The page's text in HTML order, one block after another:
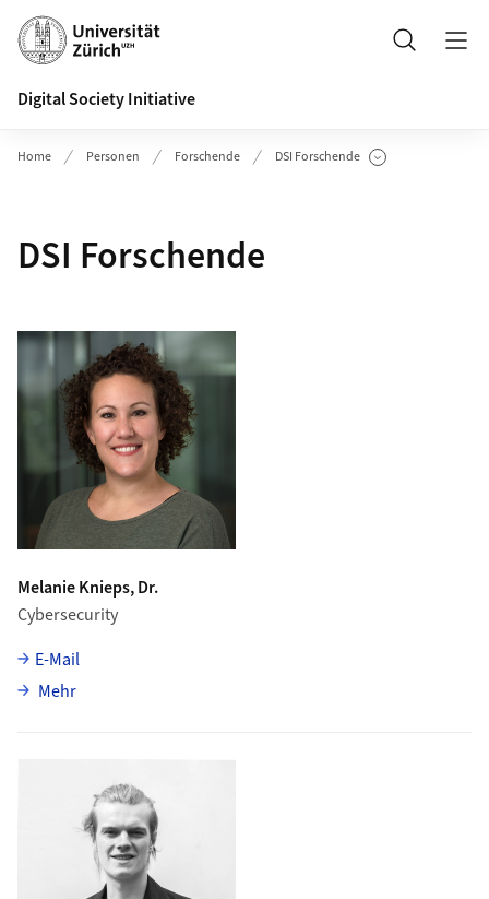
Header
Suche
Digital Society Initiative
Home Personen Forschende DSI Forschende
Unterseiten anzeigen
DSI Forschende
Melanie Knieps, Dr.
Cybersecurity
E-Mail
Mehrüber Melanie Knieps